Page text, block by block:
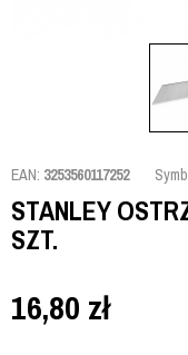
EAN: 3253560117252
STANLEY
SZT.
16,80 zł